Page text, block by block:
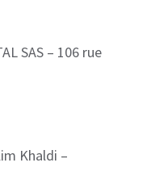
SAS – 106 rue
Khaldi –